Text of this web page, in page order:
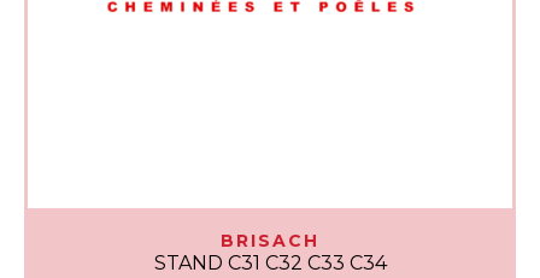
BRISACH
STAND C31 C32 C33 C34